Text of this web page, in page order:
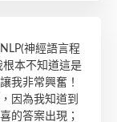
神經語言程
本不知道這是
我非常興奮！
因為我知道到
的答案出現；